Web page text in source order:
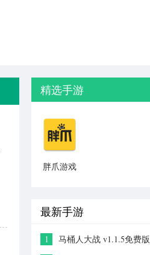
精选手游
胖爪游戏
最新手游
1
马桶人大战 v1.1.5免费版